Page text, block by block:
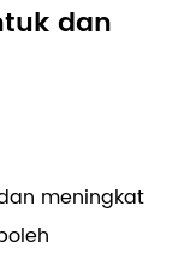
dan
meningkat